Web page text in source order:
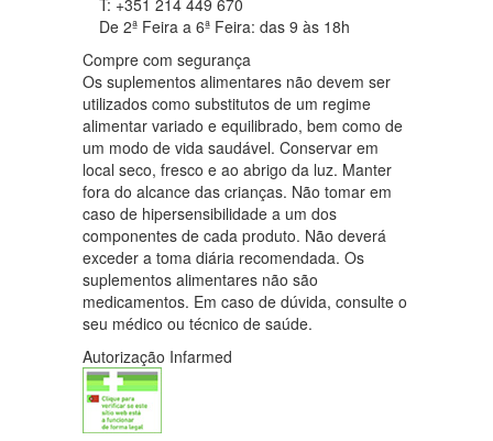
T: +351 214 449 670
De 2ª Feira a 6ª Feira: das 9 às 18h
Compre com segurança
Os suplementos alimentares não devem ser
utilizados como substitutos de um regime
alimentar variado e equilibrado, bem como de
um modo de vida saudável. Conservar em
local seco, fresco e ao abrigo da luz. Manter
fora do alcance das crianças. Não tomar em
caso de hipersensibilidade a um dos
componentes de cada produto. Não deverá
exceder a toma diária recomendada. Os
suplementos alimentares não são
medicamentos. Em caso de dúvida, consulte o
seu médico ou técnico de saúde.
Autorização Infarmed